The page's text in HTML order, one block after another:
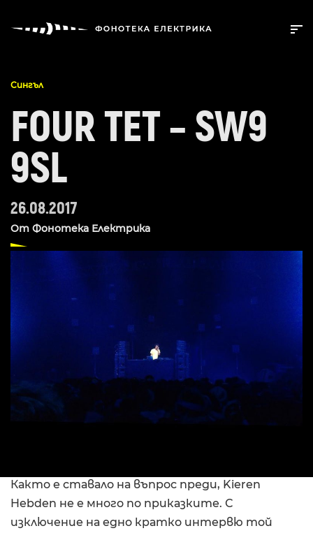
Сингъл
FOUR TET – SW9
9SL
26.08.2017
От Фонотека Електрика
Както е ставало на въпрос преди, Kieren
Hebden не е много по приказките. С
изключение на едно кратко интервю той